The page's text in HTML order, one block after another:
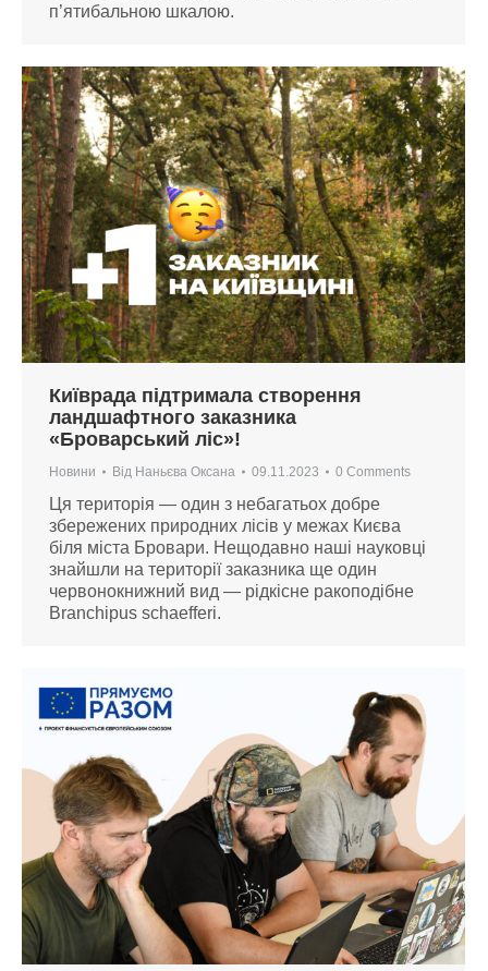
п’ятибальною шкалою.
Київрада підтримала створення
ландшафтного заказника
«Броварський ліс»!
Новини Від Наньєва Оксана 09.11.2023 0 Comments
Ця територія — один з небагатьох добре
збережених природних лісів у межах Києва
біля міста Бровари. Нещодавно наші науковці
знайшли на території заказника ще один
червонокнижний вид — рідкісне ракоподібне
Branchipus schaefferi.